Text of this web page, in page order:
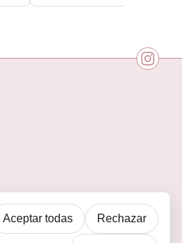
Aceptar todas Rechazar